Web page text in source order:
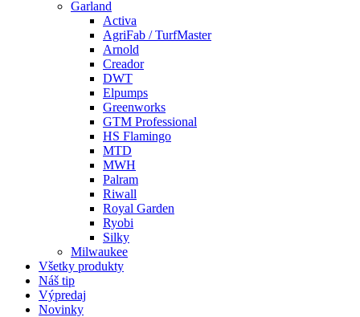
Garland
Activa
AgriFab / TurfMaster
Arnold
Creador
DWT
Elpumps
Greenworks
GTM Professional
HS Flamingo
MTD
MWH
Palram
Riwall
Royal Garden
Ryobi
Silky
Milwaukee
Všetky produkty
Náš tip
Výpredaj
Novinky